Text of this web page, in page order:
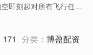
即刻起对所有飞行任务
将持续至另行通知。官
旅客，请....
171 分类：博盈配资